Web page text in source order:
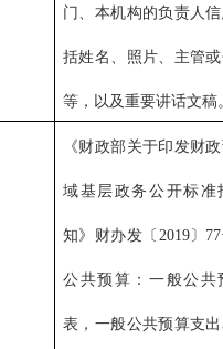
门、本机构的负责人
括姓名、照片、主管
等，以及重要讲话文稿
《财政部关于印发财
域基层政务公开标准
知》财办发〔2019〕
公共预算：一般公共
表，一般公共预算支